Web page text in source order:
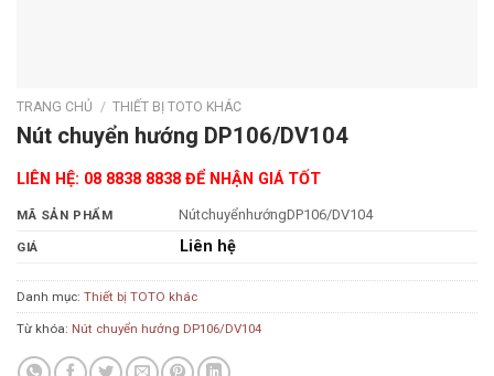
TRANG CHỦ / THIẾT BỊ TOTO KHÁC
Nút chuyển hướng DP106/DV104
LIÊN HỆ: 08 8838 8838 ĐỂ NHẬN GIÁ TỐT
MÃ SẢN PHẨM NútchuyểnhướngDP106/DV104
GIÁ Liên hệ
Danh mục: Thiết bị TOTO khác
Từ khóa: Nút chuyển hướng DP106/DV104